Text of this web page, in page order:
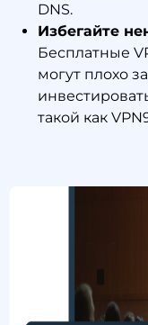
DNS.
Избегайте
Бесплатные
могут плохо
такой как